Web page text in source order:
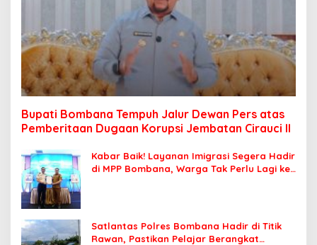
Bupati Bombana Tempuh Jalur Dewan Pers atas
Pemberitaan Dugaan Korupsi Jembatan Cirauci II
Kabar Baik! Layanan Imigrasi Segera Hadir
di MPP Bombana, Warga Tak Perlu Lagi ke
Satlantas Polres Bombana Hadir di Titik
Rawan, Pastikan Pelajar Berangkat